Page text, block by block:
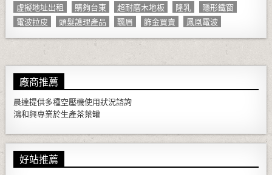
虛擬地址出租
購夠台東 超耐磨木地板 隆乳
隱形鐵窗
電波拉皮
頭髮護理產品 飄眉 飾金買賣 鳳凰電波
廠商推薦
晨達提供多種空壓機使用狀況諮詢
鴻和興專業於生產茶葉罐
好站推薦